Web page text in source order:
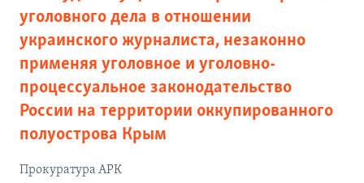
уголовного дела в отношении
украинского журналиста, незаконно
применяя уголовное и уголовно-
процессуальное законодательство
России на территории оккупированного
полуострова Крым
Прокуратура АРК